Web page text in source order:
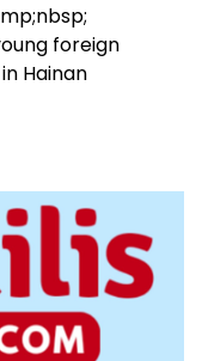
foreign
Hainan